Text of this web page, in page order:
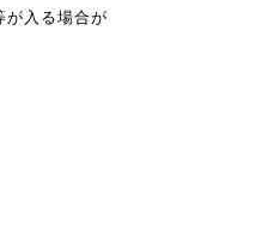
が入る場合が